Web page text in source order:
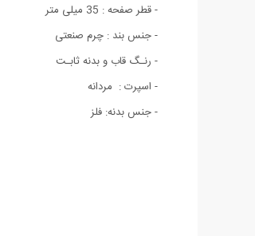
- قطر صفحه : 35 میلی متر
- جنس بند : چرم صنعتی
- رنـگ قاب و بدنه ثابـت
- اسپرت : مردانه
- جنس بدنه: فلز